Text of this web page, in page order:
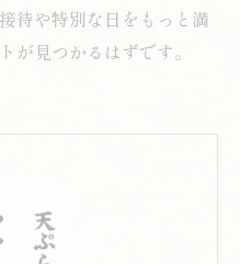
待や特別な日をもっと満
が見つかるはずです。